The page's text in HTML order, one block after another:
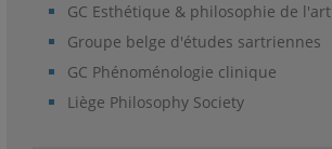
GC Esthétique & philosophie de l'art
Groupe belge d'études sartriennes
GC Phénoménologie clinique
Liège Philosophy Society